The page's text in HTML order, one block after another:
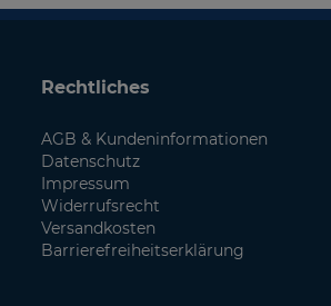
Rechtliches
AGB & Kundeninformationen
Datenschutz
Impressum
Widerrufsrecht
Versandkosten
Barrierefreiheitserklärung